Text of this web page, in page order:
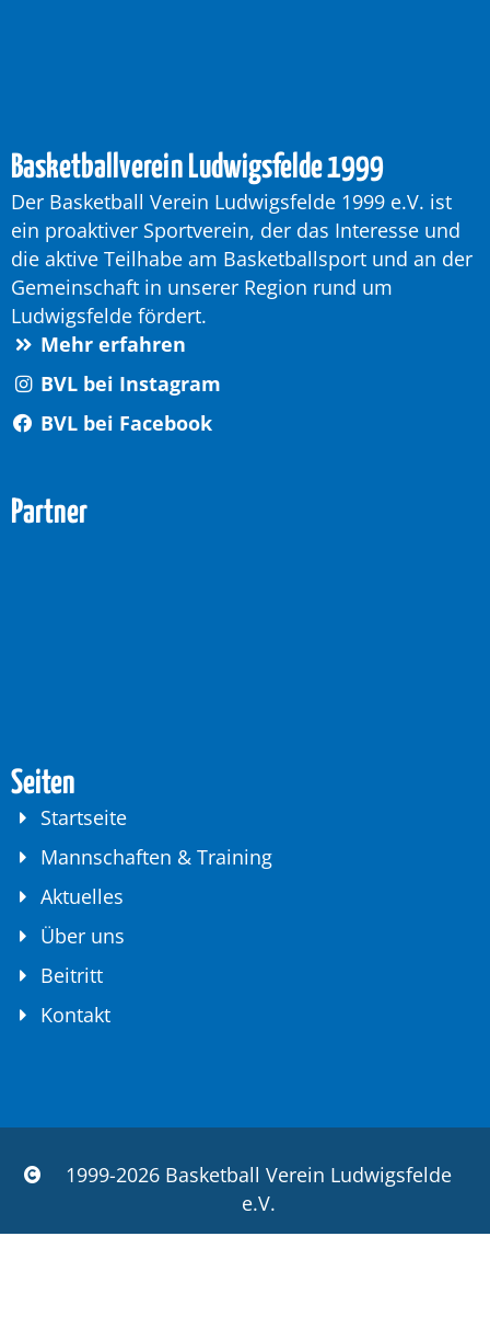
Basketballverein Ludwigsfelde 1999
Der Basketball Verein Ludwigsfelde 1999 e.V. ist
ein proaktiver Sportverein, der das Interesse und
die aktive Teilhabe am Basketballsport und an der
Gemeinschaft in unserer Region rund um
Ludwigsfelde fördert.
Mehr erfahren
BVL bei Instagram
BVL bei Facebook
Partner
Seiten
Startseite
Mannschaften & Training
Aktuelles
Über uns
Beitritt
Kontakt
1999-2026 Basketball Verein Ludwigsfelde
e.V.